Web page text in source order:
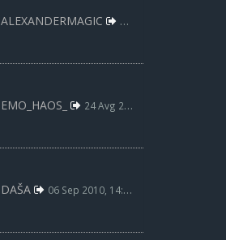
ALEXANDERMAGIC 01 Jun 2015, 10:58
EMO_HAOS_ 24 Avg 2014, 08:12
DAŠA 06 Sep 2010, 14:26